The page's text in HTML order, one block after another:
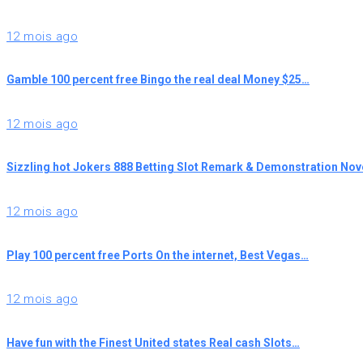
12 mois ago
Gamble 100 percent free Bingo the real deal Money $25…
12 mois ago
Sizzling hot Jokers 888 Betting Slot Remark & Demonstration
12 mois ago
Play 100 percent free Ports On the internet, Best Vegas…
12 mois ago
Have fun with the Finest United states Real cash Slots…